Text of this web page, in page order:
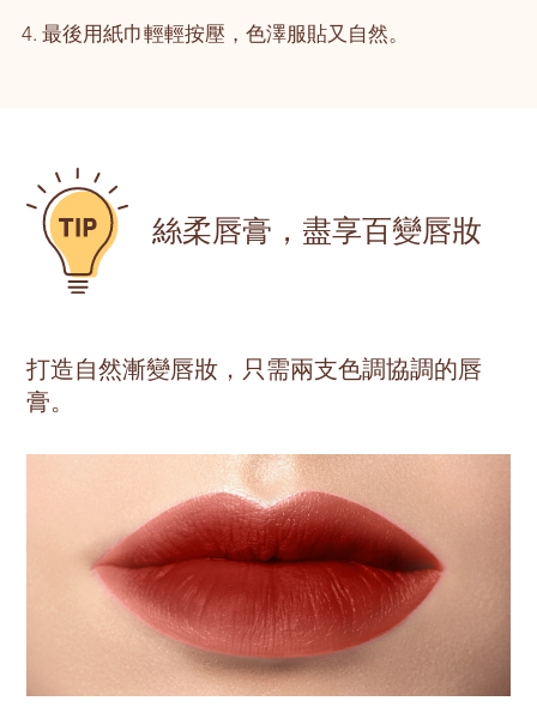
4. 最後用紙巾輕輕按壓，色澤服貼又自然。
絲柔唇膏，盡享百變唇妝
打造自然漸變唇妝，只需兩支色調協調的唇
膏。